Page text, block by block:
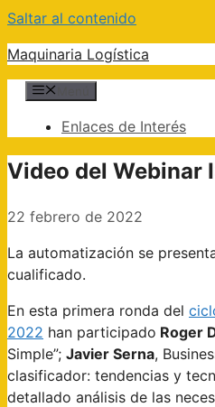
Saltar al contenido
Maquinaria Logística
Enlaces de Interés
Video del Webinar
22 febrero de 2022
La automatización se
cualificado.
En esta primera ronda del
2022 han participado Roger
Simple”; Javier Serna,
clasificador: tendencias y
detallado análisis de las